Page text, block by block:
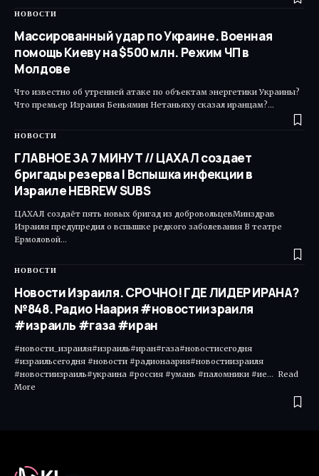
НОВОСТИ
Массированный удар по Украине. Военная
помощь Киеву на $500 млн. Режим ЧП в
Молдове
Что известно об утренней атаке по объектам энергетики Украины?
Что премьер Израиля Беньямин Нетаньяху сказал иранцам?…
НОВОСТИ
ГЛАВНОЕ ЗА 7 МИНУТ // ЦАХАЛ создает
бригады резерва | Вспышка инфекции в
Израиле HEBREW SUBS
ЦАХАЛ создаёт пять новых бригад из добровольцевМинздрав
Израиля предупредил о вспышке редкого заболевания В театре
Ермоловой…
НОВОСТИ
Новости Израиля. СРОЧНО! ГДЕ ЛИДЕР ИРАНА?
№848. Радио Наария #новостиизраиля
#израиль #газа #иран
#новости_израиля#израиль#иран#газа#новостисегодня
#израильсегодня #новости #радионаария#новостиизраиля
#новостиизраиль#украина #россия #умань #паломники #ие... Read
More ​